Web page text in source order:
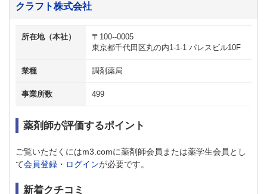
クラフト株式会社
所在地（本社）
〒100--0005
東京都千代田区丸の内1-1-1 パレスビル10F
業種 調剤薬局
事業所数 499
薬剤師が評価するポイント
ご覧いただくにはm3.comに薬剤師会員または薬学生会員とし
て会員登録・ログインが必要です。
新着クチコミ